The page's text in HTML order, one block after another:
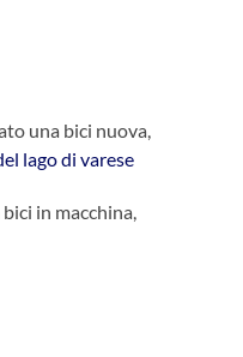
una bici nuova,
lago di varese
in macchina,